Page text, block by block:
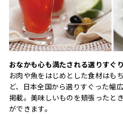
おなかも心も満たされる選りすぐ
お肉や魚をはじめとした食材はも
ど、日本全国から選りすぐった幅
掲載。美味しいものを頬張ったと
ができます。